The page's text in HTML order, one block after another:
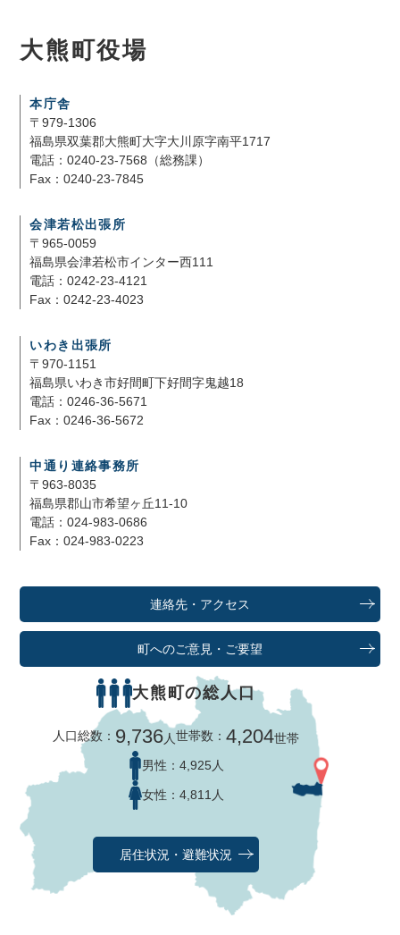
大熊町役場
本庁舎
〒979-1306
福島県双葉郡大熊町大字大川原字南平1717
電話：0240-23-7568（総務課）
Fax：0240-23-7845
会津若松出張所
〒965-0059
福島県会津若松市インター西111
電話：0242-23-4121
Fax：0242-23-4023
いわき出張所
〒970-1151
福島県いわき市好間町下好間字鬼越18
電話：0246-36-5671
Fax：0246-36-5672
中通り連絡事務所
〒963-8035
福島県郡山市希望ヶ丘11-10
電話：024-983-0686
Fax：024-983-0223
連絡先・アクセス
町へのご意見・ご要望
大熊町の総人口
人口総数： 9,736人世帯数：4,204世帯
男性： 4,925人
女性： 4,811人
居住状況・避難状況